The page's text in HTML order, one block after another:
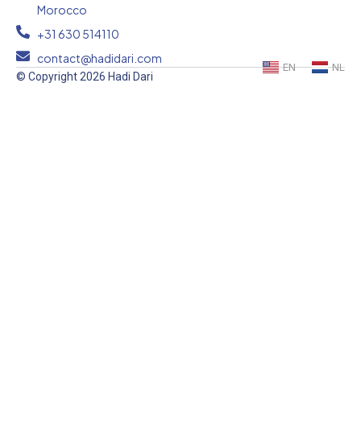
Morocco
+31 630 514110
contact@hadidari.com
© Copyright 2026 Hadi Dari
EN NL